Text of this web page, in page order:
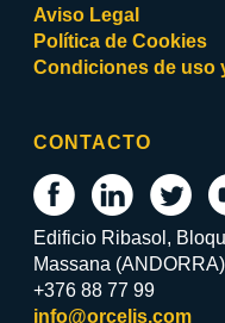
Aviso Legal
Política de Cookies
Condiciones de uso
CONTACTO
Edificio Ribasol,
Massana (ANDORRA)
+376 88 77 99
info@orcelis.com